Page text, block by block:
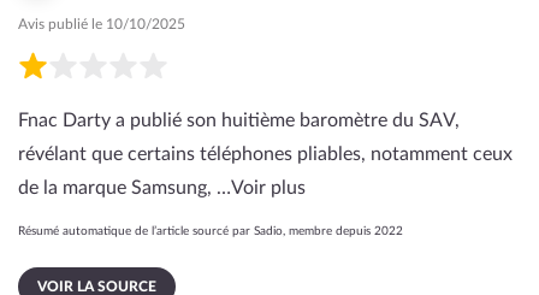
Avis publié le 10/10/2025
Fnac Darty a publié son huitième baromètre du SAV,
révélant que certains téléphones pliables, notamment ceux
de la marque Samsung, …Voir plus
Résumé automatique de l’article sourcé par Sadio, membre depuis 2022
VOIR LA SOURCE